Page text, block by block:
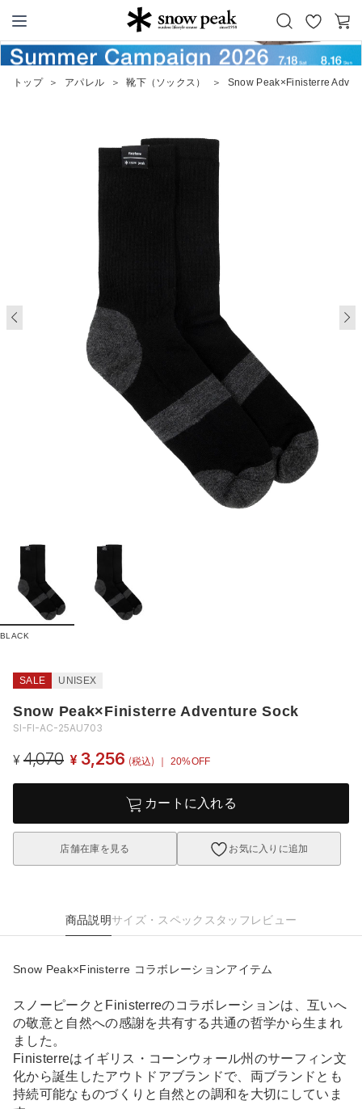
Snow Peak
お
カ
ー
トップ ＞ アパレル ＞ 靴下（ソックス） ＞ Snow Peak×Finisterre
BLACK
SALE UNISEX
Snow Peak×Finisterre Adventure Sock
SI-FI-AC-25AU703
¥ 4,070 ¥ 3,256 (税込) ｜ 20%OFF
カートに入れる
店舗在庫を見る お気に入りに追加
商品説明サイズ・スペック スタッフレビュー
Snow Peak×Finisterre コラボレーションアイテム
スノーピークとFinisterreのコラボレーションは、互いへ
の敬意と自然への感謝を共有する共通の哲学から生まれ
ました。
Finisterreはイギリス・コーンウォール州のサーフィン文
化から誕生したアウトドアブランドで、両ブランドとも
持続可能なものづくりと自然との調和を大切にしていま